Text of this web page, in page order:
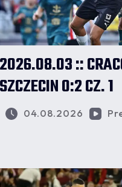
2026.08.03 ::
SZCZECIN 0:2 CZ. 1
04.08.2026